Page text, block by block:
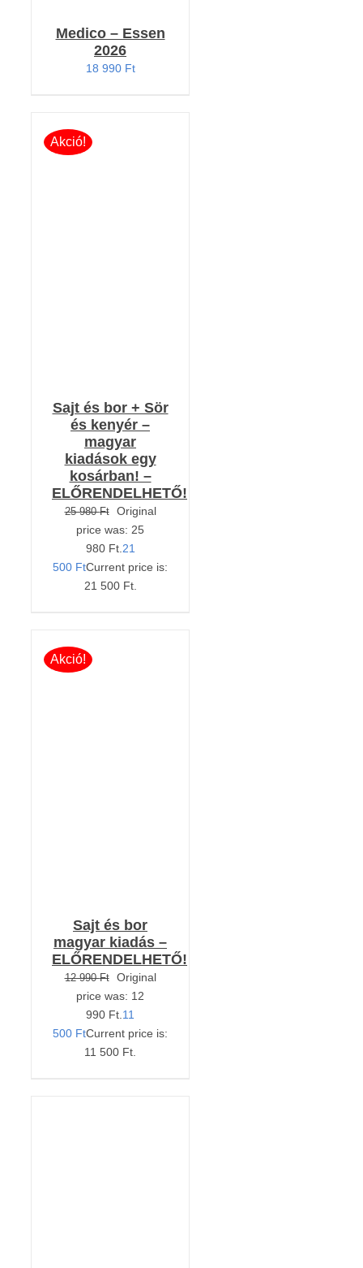
Medico – Essen
2026
18 990 Ft
Akció!
Sajt és bor + Sör
és kenyér –
magyar
kiadások egy
kosárban! –
ELŐRENDELHETŐ!
25 980Ft
Original
price was: 25
980 Ft. 21
500 FtCurrent price is:
21 500 Ft.
Akció!
Sajt és bor
magyar kiadás –
ELŐRENDELHETŐ!
12 990Ft
Original
price was: 12
990 Ft. 11
500 FtCurrent price is:
11 500 Ft.